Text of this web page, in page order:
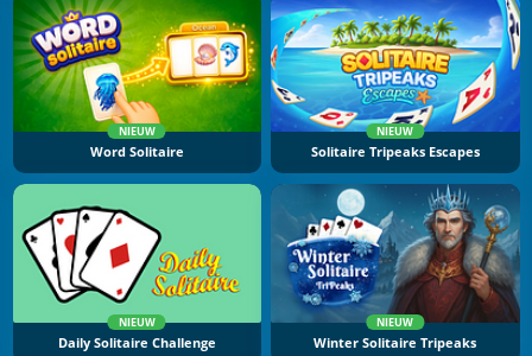
NIEUW
Word Solitaire
NIEUW
Solitaire Tripeaks Escapes
NIEUW
Daily Solitaire Challenge
NIEUW
Winter Solitaire Tripeaks